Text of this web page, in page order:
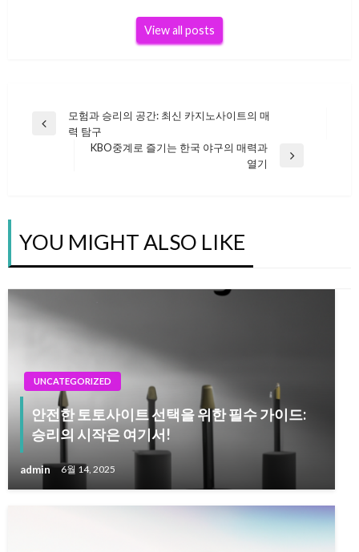
View all posts
글
Previous
모험과 승리의 공간: 최신 카지노사이트의 매
력 탐구
KBO중계로 즐기는 한국 야구의 매력과
열기
YOU MIGHT ALSO LIKE
UNCATEGORIZED
안전한 토토사이트 선택을 위한 필수 가이드:
승리의 시작은 여기서!
admin 6월 14, 2025